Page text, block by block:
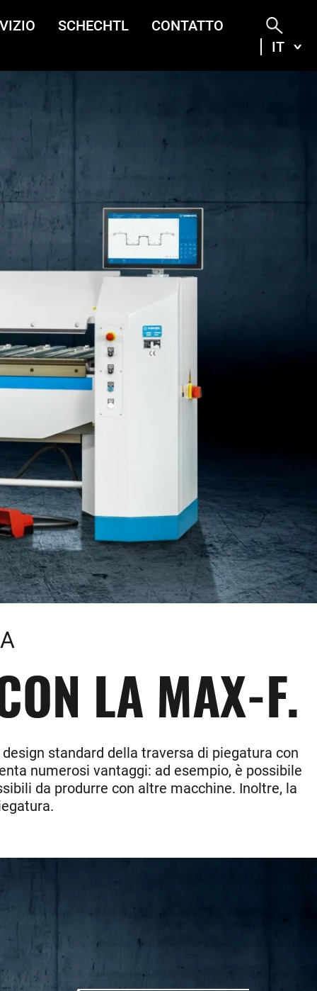
SCHECHTL
CONTATTO
IT
LA MAX-F.
standard della traversa di piegatura con
numerosi vantaggi: ad esempio, è possibile
da produrre con altre macchine. Inoltre, la